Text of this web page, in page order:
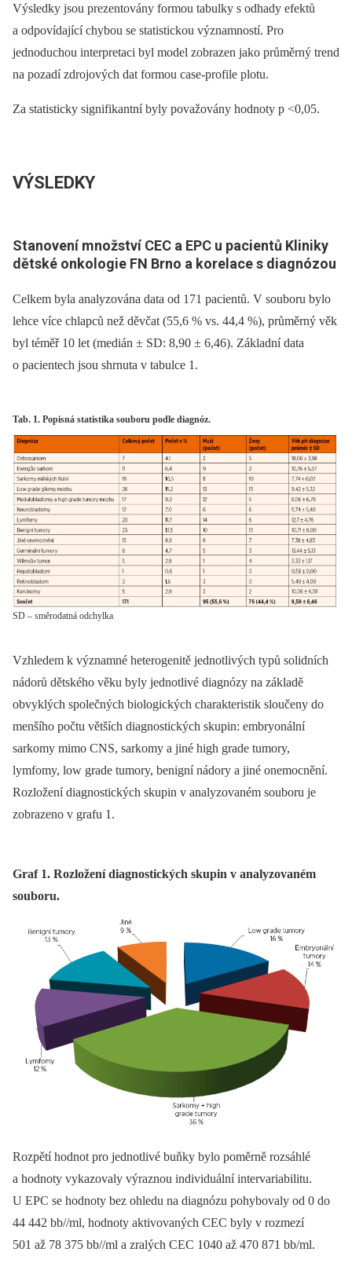
Výsledky jsou prezentovány formou tabulky s odhady efektů
a odpovídající chybou se statistickou významností. Pro
jednoduchou interpretaci byl model zobrazen jako průměrný trend
na pozadí zdrojových dat formou case-profile plotu.
Za statisticky signifikantní byly považovány hodnoty p <0,05.
VÝSLEDKY
Stanovení množství CEC a EPC u pacientů Kliniky
dětské onkologie FN Brno a korelace s diagnózou
Celkem byla analyzována data od 171 pacientů. V souboru bylo
lehce více chlapců než děvčat (55,6 % vs. 44,4 %), průměrný věk
byl téměř 10 let (medián ± SD: 8,90 ± 6,46). Základní data
o pacientech jsou shrnuta v tabulce 1.
Tab. 1. Popisná statistika souboru podle diagnóz.
SD – směrodatná odchylka
Vzhledem k významné heterogenitě jednotlivých typů solidních
nádorů dětského věku byly jednotlivé diagnózy na základě
obvyklých společných biologických charakteristik sloučeny do
menšího počtu větších diagnostických skupin: embryonální
sarkomy mimo CNS, sarkomy a jiné high grade tumory,
lymfomy, low grade tumory, benigní nádory a jiné onemocnění.
Rozložení diagnostických skupin v analyzovaném souboru je
zobrazeno v grafu 1.
Graf 1. Rozložení diagnostických skupin v analyzovaném
souboru.
Rozpětí hodnot pro jednotlivé buňky bylo poměrně rozsáhlé
a hodnoty vykazovaly výraznou individuální intervariabilitu.
U EPC se hodnoty bez ohledu na diagnózu pohybovaly od 0 do
44 442 bb//ml, hodnoty aktivovaných CEC byly v rozmezí
501 až 78 375 bb//ml a zralých CEC 1040 až 470 871 bb/ml.